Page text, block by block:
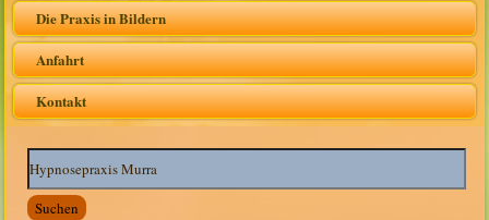
Die Praxis in Bildern
Anfahrt
Kontakt
Suchen